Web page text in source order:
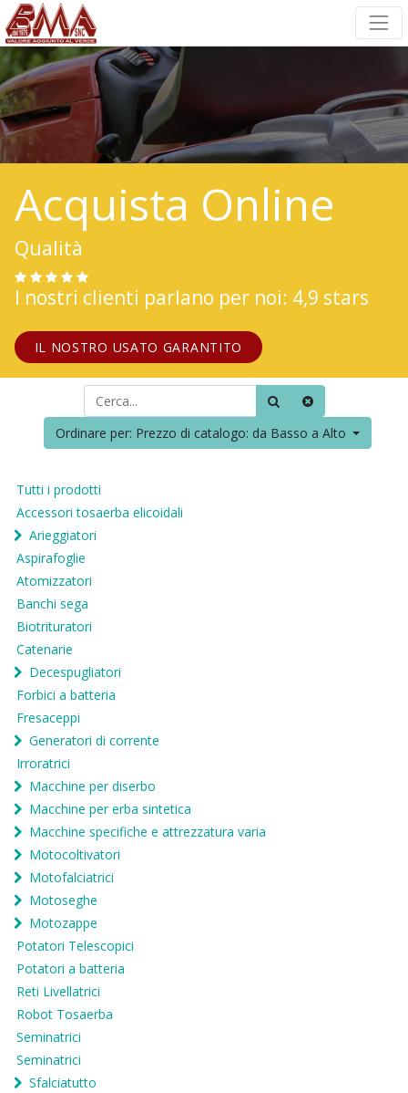
Acquista Online
Qualità
I nostri clienti parlano per noi: 4,9 stars
IL NOSTRO USATO GARANTITO
Ordinare per: Prezzo di catalogo: da Basso a Alto
Tutti i prodotti
Accessori tosaerba elicoidali
Arieggiatori
Aspirafoglie
Atomizzatori
Banchi sega
Biotrituratori
Catenarie
Decespugliatori
Forbici a batteria
Fresaceppi
Generatori di corrente
Irroratrici
Macchine per diserbo
Macchine per erba sintetica
Macchine specifiche e attrezzatura varia
Motocoltivatori
Motofalciatrici
Motoseghe
Motozappe
Potatori Telescopici
Potatori a batteria
Reti Livellatrici
Robot Tosaerba
Seminatrici
Seminatrici
Sfalciatutto